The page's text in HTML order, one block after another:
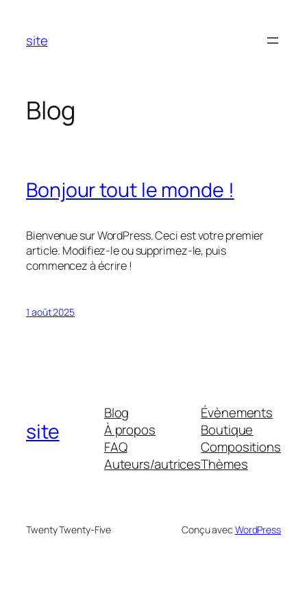
contenu
site
Blog
Bonjour tout le monde !
Bienvenue sur WordPress. Ceci est votre premier
article. Modifiez-le ou supprimez-le, puis
commencez à écrire !
1 août 2025
site
Blog
À propos
FAQ
Auteurs/autrices
Évènements
Boutique
Compositions
Thèmes
Twenty Twenty-Five Conçu avec WordPress